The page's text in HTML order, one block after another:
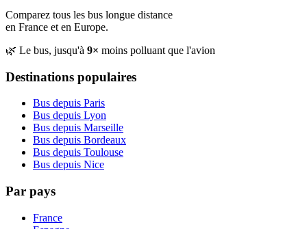
Comparez tous les bus longue distance
en France et en Europe.
🌿 Le bus, jusqu'à 9× moins polluant que l'avion
Destinations populaires
Bus depuis Paris
Bus depuis Lyon
Bus depuis Marseille
Bus depuis Bordeaux
Bus depuis Toulouse
Bus depuis Nice
Par pays
France